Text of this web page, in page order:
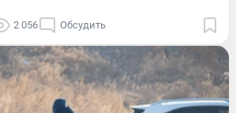
2 056 Обсудить